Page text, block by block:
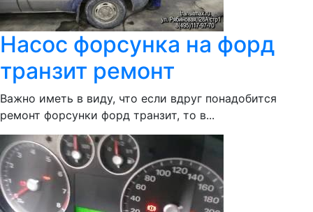
Насос форсунка на форд
транзит ремонт
Важно иметь в виду, что если вдруг понадобится
ремонт форсунки форд транзит, то в...